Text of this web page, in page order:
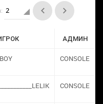
АДМИН
CONSOLE
CONSOLE